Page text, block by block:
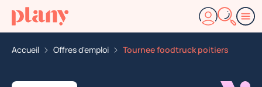
Accueil Offres d'emploi Tournee foodtruck poitiers